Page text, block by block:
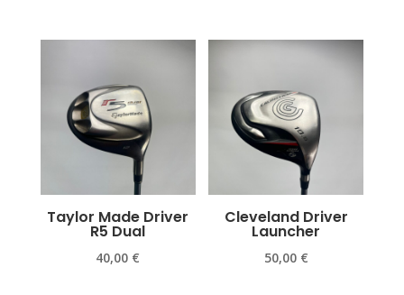
Taylor Made Driver
R5 Dual
40,00 €
Cleveland Driver
Launcher
50,00 €